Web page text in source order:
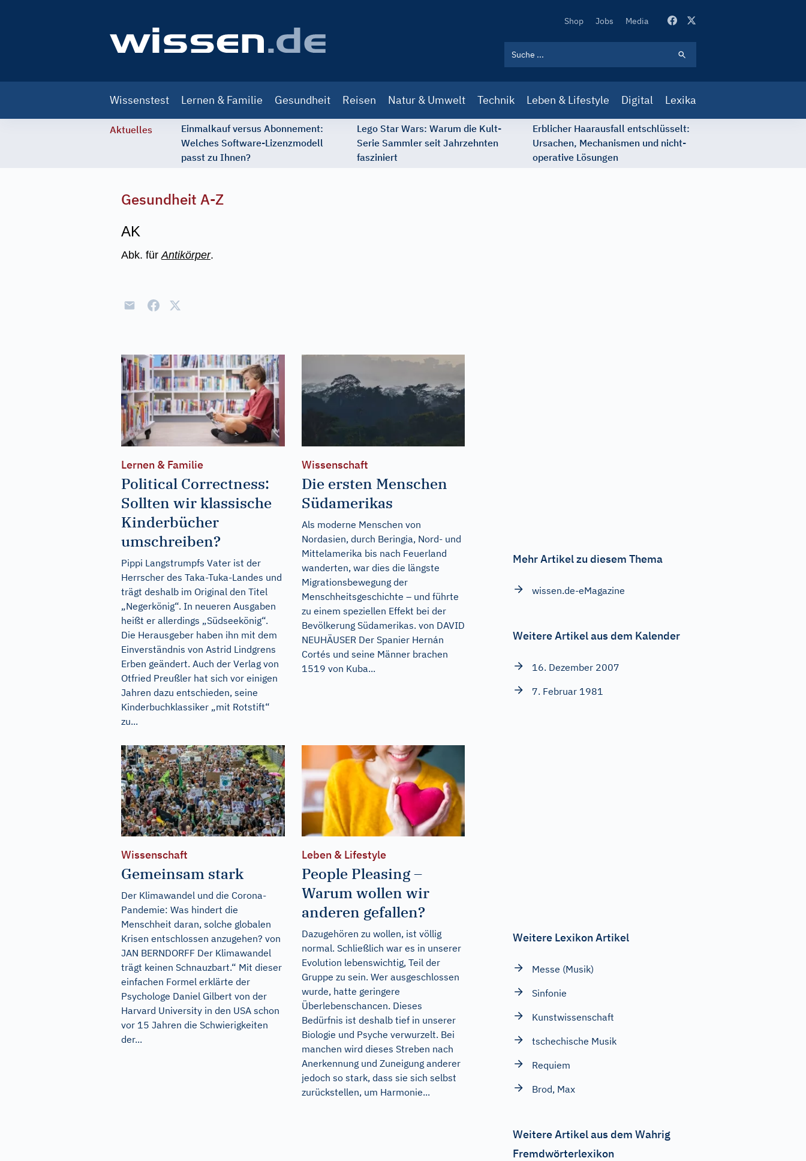
Secondary
Shop Jobs Media
navigation
Wissenstest Lernen & Familie Gesundheit Reisen Natur & Umwelt Technik Leben & Lifestyle Digital Lexika
Aktuelles
Einmalkauf versus Abonnement:
Welches Software-Lizenzmodell
passt zu Ihnen?
Lego Star Wars: Warum die Kult-
Serie Sammler seit Jahrzehnten
fasziniert
Erblicher Haarausfall entschlüsselt:
Ursachen, Mechanismen und nicht-
operative Lösungen
Gesundheit A-Z
AK
Abk. fürAntikörper.
Lernen & Familie
Political Correctness:
Sollten wir klassische
Kinderbücher
umschreiben?
Pippi Langstrumpfs Vater ist der
Herrscher des Taka-Tuka-Landes und
trägt deshalb im Original den Titel
„Negerkönig“. In neueren Ausgaben
heißt er allerdings „Südseekönig“.
Die Herausgeber haben ihn mit dem
Einverständnis von Astrid Lindgrens
Erben geändert. Auch der Verlag von
Otfried Preußler hat sich vor einigen
Jahren dazu entschieden, seine
Kinderbuchklassiker „mit Rotstift“
zu...
Wissenschaft
Die ersten Menschen
Südamerikas
Als moderne Menschen von
Nordasien, durch Beringia, Nord- und
Mittelamerika bis nach Feuerland
wanderten, war dies die längste
Migrationsbewegung der
Menschheitsgeschichte – und führte
zu einem speziellen Effekt bei der
Bevölkerung Südamerikas. von DAVID
NEUHÄUSER Der Spanier Hernán
Cortés und seine Männer brachen
1519 von Kuba...
Wissenschaft
Gemeinsam stark
Der Klimawandel und die Corona-
Pandemie: Was hindert die
Menschheit daran, solche globalen
Krisen entschlossen anzugehen? von
JAN BERNDORFF Der Klimawandel
trägt keinen Schnauzbart.“ Mit dieser
einfachen Formel erklärte der
Psychologe Daniel Gilbert von der
Harvard University in den USA schon
vor 15 Jahren die Schwierigkeiten
der...
Leben & Lifestyle
People Pleasing –
Warum wollen wir
anderen gefallen?
Dazugehören zu wollen, ist völlig
normal. Schließlich war es in unserer
Evolution lebenswichtig, Teil der
Gruppe zu sein. Wer ausgeschlossen
wurde, hatte geringere
Überlebenschancen. Dieses
Bedürfnis ist deshalb tief in unserer
Biologie und Psyche verwurzelt. Bei
manchen wird dieses Streben nach
Anerkennung und Zuneigung anderer
jedoch so stark, dass sie sich selbst
zurückstellen, um Harmonie...
Mehr Artikel zu diesem Thema
wissen.de-eMagazine
Weitere Artikel aus dem Kalender
16. Dezember 2007
7. Februar 1981
Weitere Lexikon Artikel
Messe (Musik)
Sinfonie
Kunstwissenschaft
tschechische Musik
Requiem
Brod, Max
Weitere Artikel aus dem Wahrig
Fremdwörterlexikon